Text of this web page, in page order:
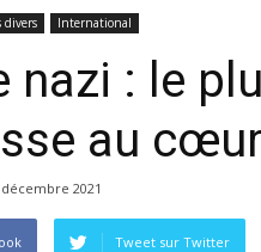
divers International
nazi : le
au
décembre 2021
Tweet sur Twitter